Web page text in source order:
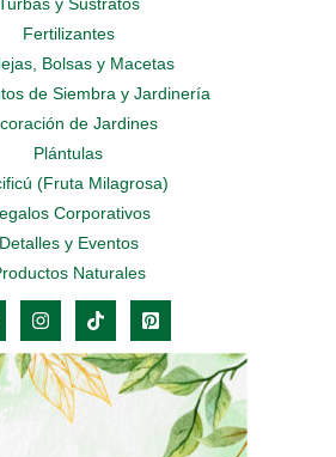
y Sustratos
Fertilizantes
Bolsas y Macetas
de Siembra y Jardinería
de Jardines
Plántulas
(Fruta Milagrosa)
Corporativos
Detalles y Eventos
Naturales